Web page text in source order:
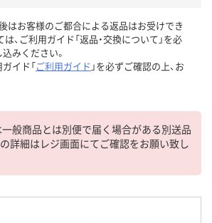
後はお客様のご都合による返品はお受けでき
、ご利用ガイド「返品・交換について」を必
みください。
イド「ご利用ガイド 」を必ずご確認の上、お
般商品とは別便で届く場合がある別送品
詳細はレジ画面にてご確認をお願い致し